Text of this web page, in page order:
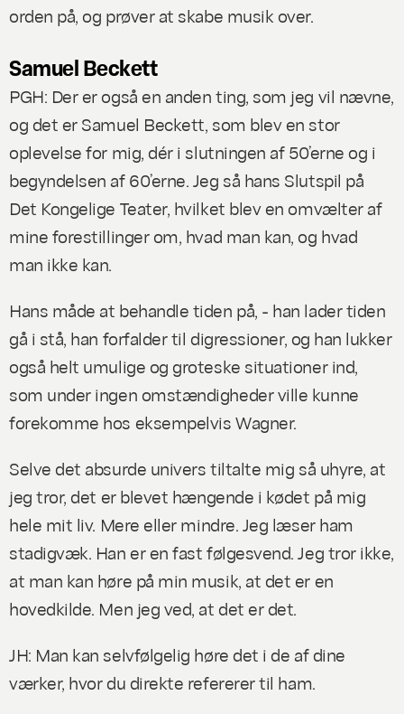
orden på, og prøver at skabe musik over.
Samuel Beckett
PGH: Der er også en anden ting, som jeg vil nævne,
og det er Samuel Beckett, som blev en stor
oplevelse for mig, dér i slutningen af 50’erne og i
begyndelsen af 60’erne. Jeg så hans Slutspil på
Det Kongelige Teater, hvilket blev en omvælter af
mine forestillinger om, hvad man kan, og hvad
man ikke kan.
Hans måde at behandle tiden på, - han lader tiden
gå i stå, han forfalder til digressioner, og han lukker
også helt umulige og groteske situationer ind,
som under ingen omstændigheder ville kunne
forekomme hos eksempelvis Wagner.
Selve det absurde univers tiltalte mig så uhyre, at
jeg tror, det er blevet hængende i kødet på mig
hele mit liv. Mere eller mindre. Jeg læser ham
stadigvæk. Han er en fast følgesvend. Jeg tror ikke,
at man kan høre på min musik, at det er en
hovedkilde. Men jeg ved, at det er det.
JH: Man kan selvfølgelig høre det i de af dine
værker, hvor du direkte refererer til ham.